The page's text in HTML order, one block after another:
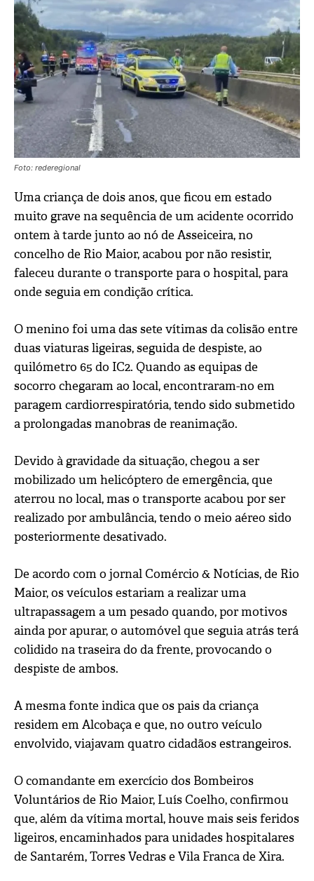
Foto: rederegional
Uma criança de dois anos, que ficou em estado
muito grave na sequência de um acidente ocorrido
ontem à tarde junto ao nó de Asseiceira, no
concelho de Rio Maior, acabou por não resistir,
faleceu durante o transporte para o hospital, para
onde seguia em condição crítica.
O menino foi uma das sete vítimas da colisão entre
duas viaturas ligeiras, seguida de despiste, ao
quilómetro 65 do IC2. Quando as equipas de
socorro chegaram ao local, encontraram-no em
paragem cardiorrespiratória, tendo sido submetido
a prolongadas manobras de reanimação.
Devido à gravidade da situação, chegou a ser
mobilizado um helicóptero de emergência, que
aterrou no local, mas o transporte acabou por ser
realizado por ambulância, tendo o meio aéreo sido
posteriormente desativado.
De acordo com o jornal Comércio & Notícias, de Rio
Maior, os veículos estariam a realizar uma
ultrapassagem a um pesado quando, por motivos
ainda por apurar, o automóvel que seguia atrás terá
colidido na traseira do da frente, provocando o
despiste de ambos.
A mesma fonte indica que os pais da criança
residem em Alcobaça e que, no outro veículo
envolvido, viajavam quatro cidadãos estrangeiros.
O comandante em exercício dos Bombeiros
Voluntários de Rio Maior, Luís Coelho, confirmou
que, além da vítima mortal, houve mais seis feridos
ligeiros, encaminhados para unidades hospitalares
de Santarém, Torres Vedras e Vila Franca de Xira.